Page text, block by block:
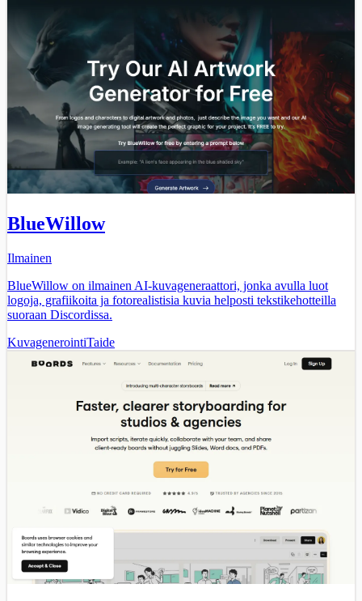
BlueWillow
Ilmainen
BlueWillow on ilmainen AI-kuvageneraattori, jonka avulla luot
logoja, grafiikoita ja fotorealistisia kuvia helposti tekstikehotteilla
suoraan Discordissa.
KuvagenerointiTaide